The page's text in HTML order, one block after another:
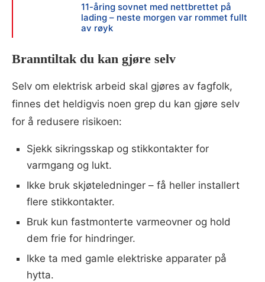
11-åring sovnet med nettbrettet på
lading – neste morgen var rommet fullt
av røyk
Branntiltak du kan gjøre selv
Selv om elektrisk arbeid skal gjøres av fagfolk,
finnes det heldigvis noen grep du kan gjøre selv
for å redusere risikoen:
Sjekk sikringsskap og stikkontakter for
varmgang og lukt.
Ikke bruk skjøteledninger – få heller installert
flere stikkontakter.
Bruk kun fastmonterte varmeovner og hold
dem frie for hindringer.
Ikke ta med gamle elektriske apparater på
hytta.